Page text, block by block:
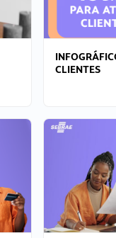
CLIENTES